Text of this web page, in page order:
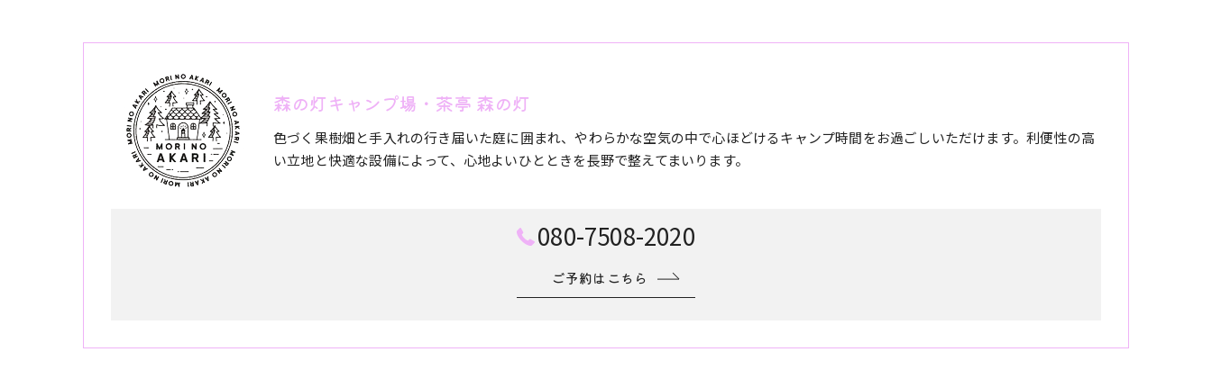
森の灯キャンプ場・茶亭 森の灯
色づく果樹畑と手入れの行き届いた庭に囲まれ、やわらかな空気の中で心ほどけるキャンプ時間をお過ごしいただけます。利便性の高
い立地と快適な設備によって、心地よいひとときを長野で整えてまいります。
080-7508-2020
ご予約はこちら